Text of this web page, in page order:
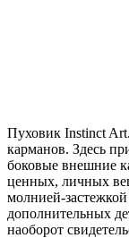
Пуховик Instinct
карманов. Здесь
боковые внешние
ценных, личных
молнией-
дополнительных
наоборот